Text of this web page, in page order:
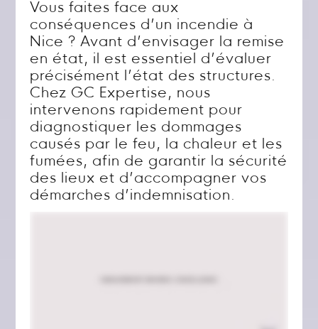
Vous faites face aux
conséquences d’un incendie à
Nice ? Avant d’envisager la remise
en état, il est essentiel d’évaluer
précisément l’état des structures.
Chez GC Expertise, nous
intervenons rapidement pour
diagnostiquer les dommages
causés par le feu, la chaleur et les
fumées, afin de garantir la sécurité
des lieux et d’accompagner vos
démarches d’indemnisation.